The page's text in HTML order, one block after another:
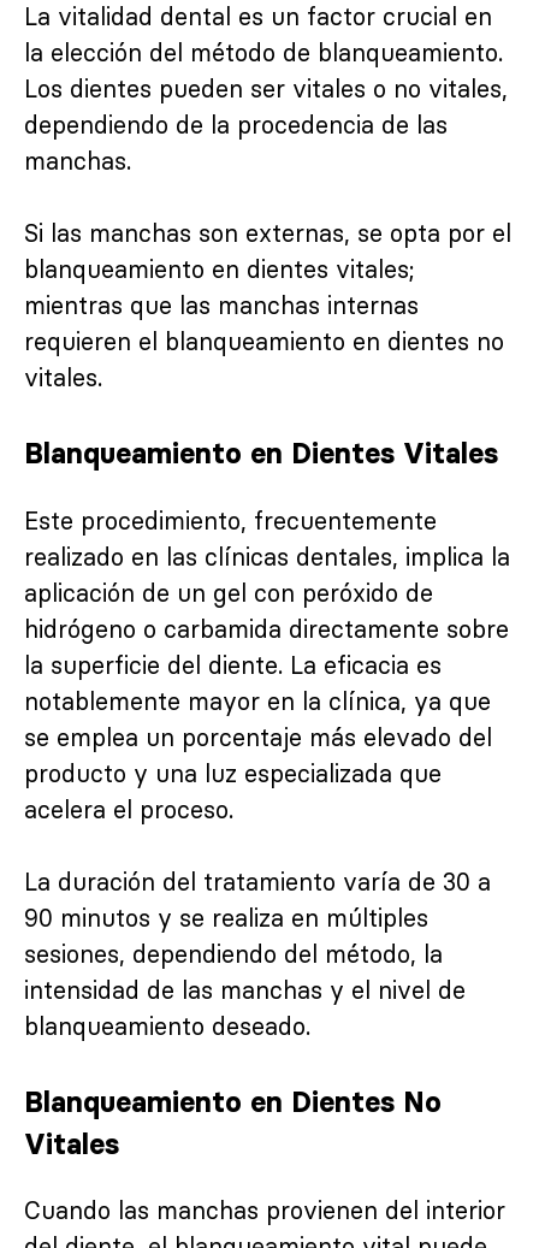
La vitalidad dental es un factor crucial en
la elección del método de blanqueamiento.
Los dientes pueden ser vitales o no vitales,
dependiendo de la procedencia de las
manchas.
Si las manchas son externas, se opta por el
blanqueamiento en dientes vitales;
mientras que las manchas internas
requieren el blanqueamiento en dientes no
vitales.
Blanqueamiento en Dientes Vitales
Este procedimiento, frecuentemente
realizado en las clínicas dentales, implica la
aplicación de un gel con peróxido de
hidrógeno o carbamida directamente sobre
la superficie del diente. La eficacia es
notablemente mayor en la clínica, ya que
se emplea un porcentaje más elevado del
producto y una luz especializada que
acelera el proceso.
La duración del tratamiento varía de 30 a
90 minutos y se realiza en múltiples
sesiones, dependiendo del método, la
intensidad de las manchas y el nivel de
blanqueamiento deseado.
Blanqueamiento en Dientes No
Vitales
Cuando las manchas provienen del interior